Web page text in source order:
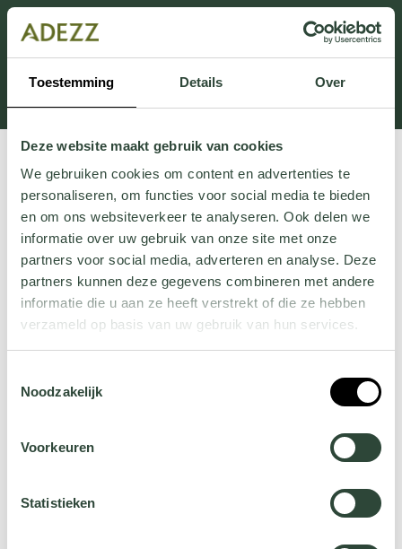
Toestemming Details Over
Deze website maakt gebruik van cookies
We gebruiken cookies om content en advertenties te
personaliseren, om functies voor social media te bieden
en om ons websiteverkeer te analyseren. Ook delen we
informatie over uw gebruik van onze site met onze
partners voor social media, adverteren en analyse. Deze
partners kunnen deze gegevens combineren met andere
informatie die u aan ze heeft verstrekt of die ze hebben
verzameld op basis van uw gebruik van hun services.
jehier.
Noodzakelijk
Voorkeuren
Statistieken
Ten dział jest obecnie w konserwacji. Jeśli brakuje Ci
informacji.
możesz zadzwonić pod numer +31 413 351 272 lub